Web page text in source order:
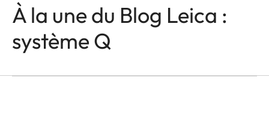
À la une du Blog Leica :
système Q
APPAREILS LEICA Q